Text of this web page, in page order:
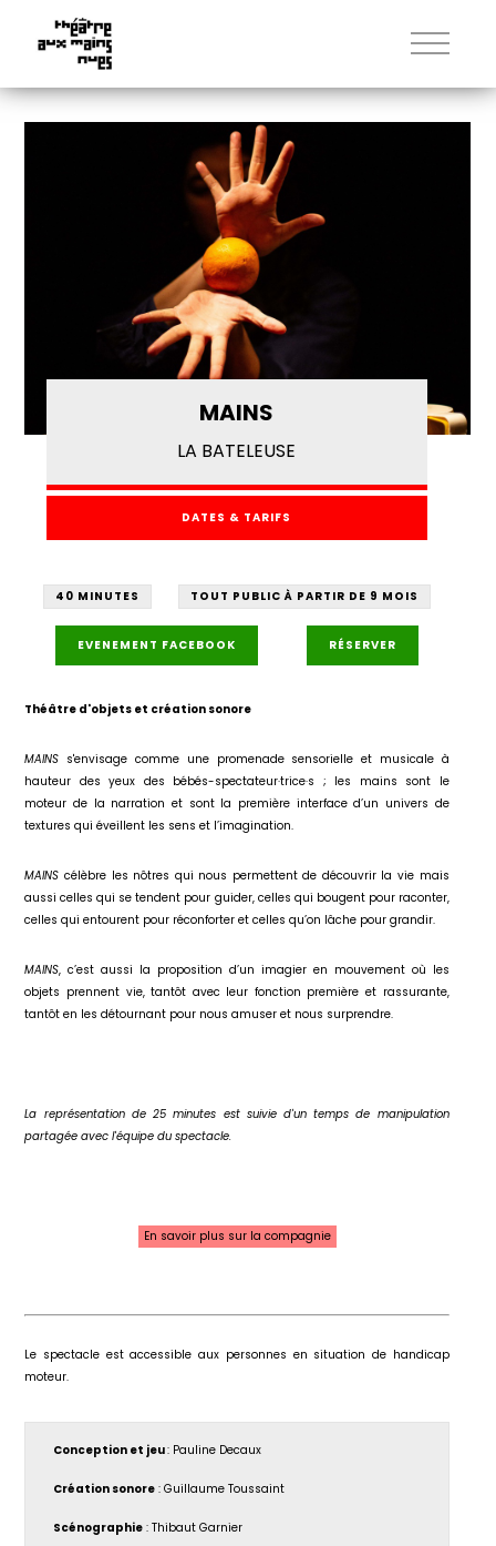
MAINS
LA BATELEUSE
DATES & TARIFS
40 MINUTES TOUT PUBLIC À PARTIR DE 9 MOIS
EVENEMENT FACEBOOK RÉSERVER
Théâtre d'objets et création sonore
MAINS s'envisage comme une promenade sensorielle et musicale à
hauteur des yeux des bébés-spectateur·trice·s ; les mains sont le
moteur de la narration et sont la première interface d’un univers de
textures qui éveillent les sens et l’imagination.
MAINS célèbre les nôtres qui nous permettent de découvrir la vie mais
aussi celles qui se tendent pour guider, celles qui bougent pour raconter,
celles qui entourent pour réconforter et celles qu’on lâche pour grandir.
MAINS, c’est aussi la proposition d’un imagier en mouvement où les
objets prennent vie, tantôt avec leur fonction première et rassurante,
tantôt en les détournant pour nous amuser et nous surprendre.
La représentation de 25 minutes est suivie d'un temps de manipulation
partagée avec l'équipe du spectacle.
En savoir plus sur la compagnie
Le spectacle est accessible aux personnes en situation de handicap
moteur.
Conception et jeu: Pauline Decaux
Création sonore : Guillaume Toussaint
Scénographie : Thibaut Garnier